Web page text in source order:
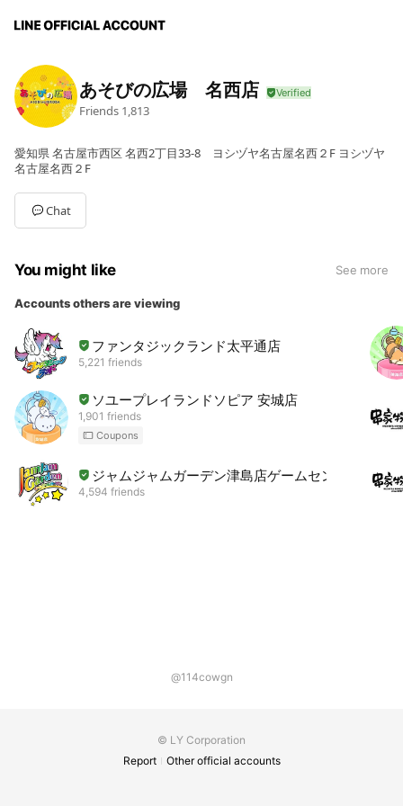
あそびの広場 名西店
Friends 1,813
愛知県 名古屋市西区 名西2丁目33-8 ヨシヅヤ名古屋名西２F ヨシヅヤ
名古屋名西２F
Chat
You might like See more
Accounts others are viewing
ファンタジックランド太平通店
5,221 friends
ソユープレイランドソピア 安城店
1,901 friends
Coupons
ジャムジャムガーデン津島店ゲームセンター
4,594 friends
@114cowgn
© LY Corporation
Report
Other official accounts